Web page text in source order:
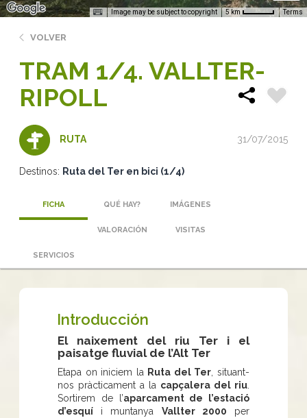
Image may be subject to copyright 5 km Terms
VOLVER
TRAM 1/4. VALLTER-
RIPOLL
RUTA 31/07/2015
Destinos: Ruta del Ter en bici (1/4)
FICHA QUÉ HAY? IMÁGENES
VALORACIÓN VISITAS
SERVICIOS
Introducción
El naixement del riu Ter i el
paisatge fluvial de l’Alt Ter
Etapa on iniciem la Ruta del Ter , situant-
nos pràcticament a la capçalera del riu
Sortirem de l’aparcament de l’estació
d’esquí i muntanya Vallter 2000 per